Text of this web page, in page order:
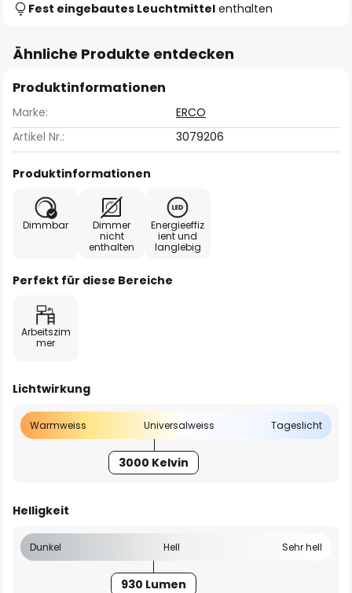
Fest eingebautes Leuchtmittel enthalten
Ähnliche Produkte entdecken
Produktinformationen
Marke:
ERCO
Artikel Nr.:
3079206
Produktinformationen
Dimmbar
Dimmer
nicht
enthalten
Energieeffiz
ient und
langlebig
Perfekt für diese Bereiche
Arbeitszim
mer
Lichtwirkung
Warmweiss Universalweiss Tageslicht
3000 Kelvin
Helligkeit
Dunkel Hell Sehr hell
930 Lumen